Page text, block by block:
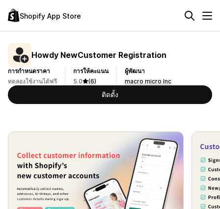
Shopify App Store
Howdy NewCustomer Registration
การกำหนดราคา
ทดลองใช้งานได้ฟรี
การให้คะแนน
5.0
(6)
ผู้พัฒนา
macro micro Inc
ติดตั้ง